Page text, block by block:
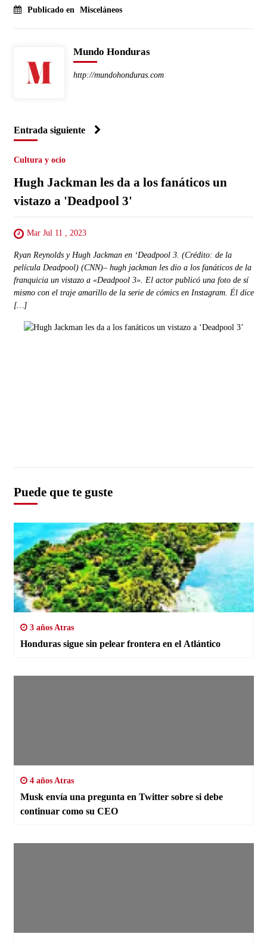
Publicado en Misceláneos
Mundo Honduras
http://mundohonduras.com
Entrada siguiente
Cultura y ocio
Hugh Jackman les da a los fanáticos un
vistazo a 'Deadpool 3'
Mar Jul 11 , 2023
Ryan Reynolds y Hugh Jackman en ‘Deadpool 3. (Crédito: de la
película Deadpool) (CNN)– hugh jackman les dio a los fanáticos de la
franquicia un vistazo a «Deadpool 3». El actor publicó una foto de sí
mismo con el traje amarillo de la serie de cómics en Instagram. Él dice
[…]
Puede que te guste
3 años Atras
Honduras sigue sin pelear frontera en el Atlántico
4 años Atras
Musk envía una pregunta en Twitter sobre si debe
continuar como su CEO